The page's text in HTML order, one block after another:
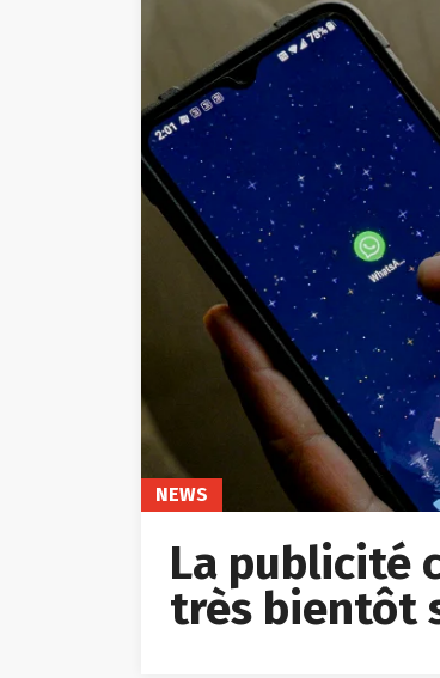
NEWS
La publicité
très bientôt